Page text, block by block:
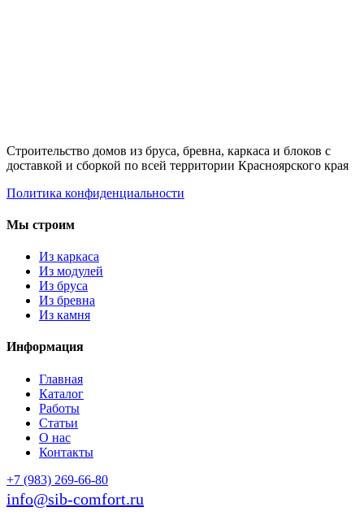
Строительство домов из бруса, бревна, каркаса и блоков с
доставкой и сборкой по всей территории Красноярского края
Политика конфиденциальности
Мы строим
Из каркаса
Из модулей
Из бруса
Из бревна
Из камня
Информация
Главная
Каталог
Работы
Статьи
О нас
Контакты
+7 (983) 269-66-80
info@sib-comfort.ru